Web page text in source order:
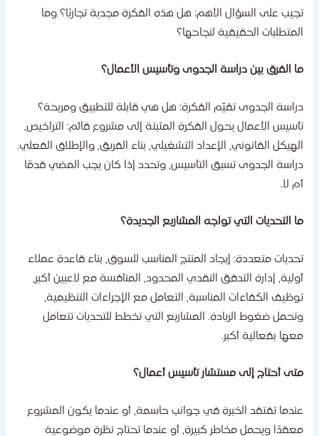
على السؤال الأهم: هل هذه الفكرة مجدية تجاريًا؟ وما
الحقيقية لنجاحها؟
الفرق بين دراسة الجدوى وتأسيس الأعمال؟
الجدوى تقيّم الفكرة: هل هي قابلة للتطبيق ومربحة؟
الأعمال يحول الفكرة المثبتة إلى مشروع قائم: التراخيص،
القانوني، الإعداد التشغيلي، بناء الفريق، والإطلاق الفعلي.
الجدوى تسبق التأسيس، وتحدد إذا كان يجب المضي قدمًا
لا.
التحديات التي تواجه المشاريع الجديدة؟
متعددة: إيجاد المنتج المناسب للسوق، بناء قاعدة عملاء
إدارة التدفق النقدي المحدود، المنافسة مع لاعبين أكبر،
الكفاءات المناسبة، التعامل مع الإجراءات التنظيمية،
ضغوط الريادة. المشاريع التي تخطط للتحديات تتعامل
بفعالية أكبر.
أحتاج إلى مستشار تأسيس أعمال؟
تفتقد الخبرة في جوانب حاسمة، أو عندما يكون المشروع
ويحمل مخاطر كبيرة، أو عندما تحتاج نظرة موضوعية